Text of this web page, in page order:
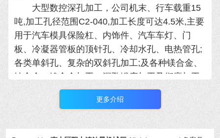
大型数控深孔加工，公司机末、行车载重15
吨,加工孔径范围C2-040,加工长度可达4.5米,主要
用于汽车模具保险杠、内饰件、汽车车灯、门
板、冷凝器管板的顶针孔、冷却水孔、电热管孔;
各类单斜孔、复杂的双斜孔加工;及各种镁合金、
钛合金、镍合金加工。 深孔镗床加工及衍磨加工:
加工孔径范围435-C 600,加工长度可达6米，C 15
及以上孔单边钻孔可达4米,主要用于煤炭、化
工、工
程机械、船舶、造纸、矿山、冶金等行
业。
更多介绍